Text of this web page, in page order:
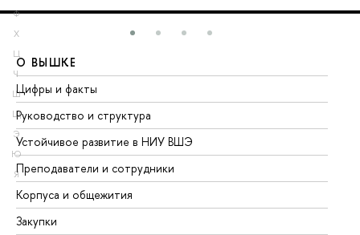
Ф
Х
Ц
Ч
Ш
Щ
Э
Ю
Я
О ВЫШКЕ
Цифры и факты
Руководство и структура
Устойчивое развитие в НИУ ВШЭ
Преподаватели и сотрудники
Корпуса и общежития
Закупки